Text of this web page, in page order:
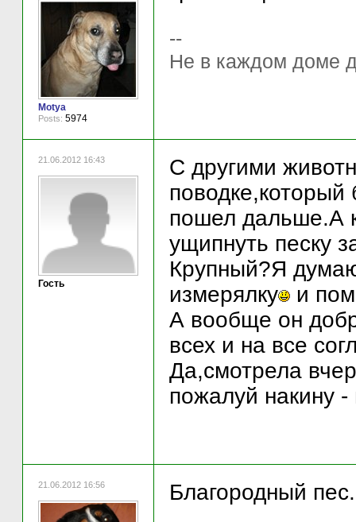
Motya
Posts: 5974
--
Не в каждом доме
21.06.2012 16:43
Гость
C другими
пошел дальше.А
ущипнуть песку
Крупный?Я
измерялку
и
А вообще он
всех и на все
Да,смотрела
пожалуй накину -
21.06.2012 16:56 Благородный